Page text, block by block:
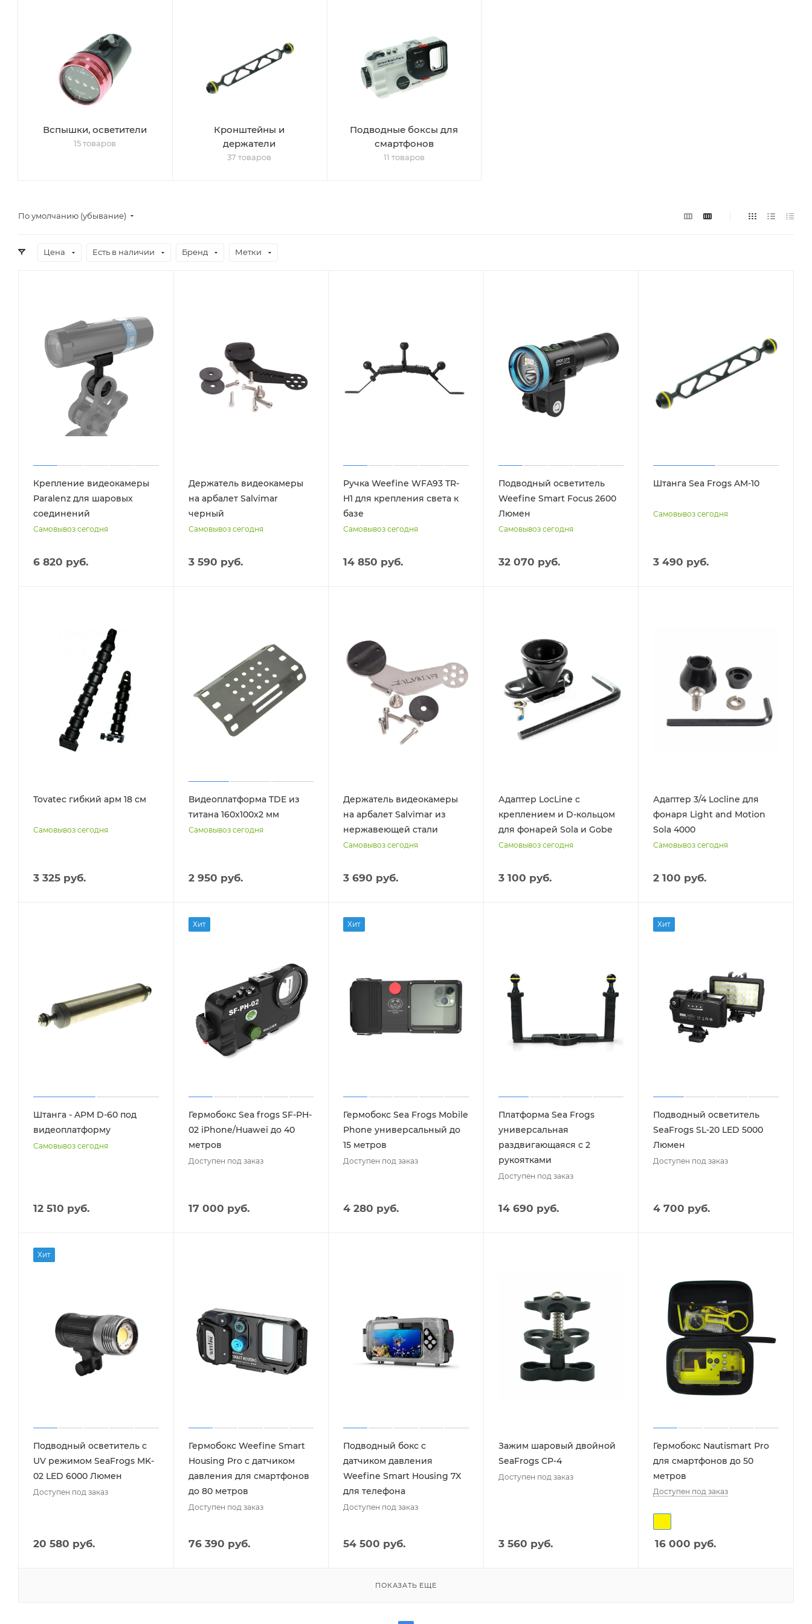
Вспышки, осветители
15 товаров
Кронштейны и
держатели
37 товаров
Подводные боксы для
смартфонов
11 товаров
По умолчанию (убывание)
Цена Есть в наличии Бренд Метки
Крепление видеокамеры
Paralenz для шаровых
соединений
Самовывоз сегодня
6 820 руб.
Держатель видеокамеры
на арбалет Salvimar
черный
Самовывоз сегодня
3 590 руб.
Ручка Weefine WFA93 TR-
H1 для крепления света к
базе
Самовывоз сегодня
14 850 руб.
Подводный осветитель
Weefine Smart Focus 2600
Люмен
Самовывоз сегодня
32 070 руб.
Штанга Sea Frogs AM-10
Самовывоз сегодня
3 490 руб.
Tovatec гибкий арм 18 см
Самовывоз сегодня
3 325 руб.
Видеоплатформа TDE из
титана 160x100x2 мм
Самовывоз сегодня
2 950 руб.
Держатель видеокамеры
на арбалет Salvimar из
нержавеющей стали
Самовывоз сегодня
3 690 руб.
Адаптер LocLine с
креплением и D-кольцом
для фонарей Sola и Gobe
Самовывоз сегодня
3 100 руб.
Адаптер 3/4 Locline для
фонаря Light and Motion
Sola 4000
Самовывоз сегодня
2 100 руб.
Штанга - APM D-60 под
видеоплатформу
Самовывоз сегодня
12 510 руб.
Хит
Гермобокс Sea frogs SF-PH-
02 iPhone/Huawei до 40
метров
Доступен под заказ
17 000 руб.
Хит
Гермобокс Sea Frogs Mobile
Phone универсальный до
15 метров
Доступен под заказ
4 280 руб.
Платформа Sea Frogs
универсальная
раздвигающаяся с 2
рукоятками
Доступен под заказ
14 690 руб.
Хит
Подводный осветитель
SeaFrogs SL-20 LED 5000
Люмен
Доступен под заказ
4 700 руб.
Хит
Подводный осветитель с
UV режимом SeaFrogs MK-
02 LED 6000 Люмен
Доступен под заказ
20 580 руб.
Гермобокс Weefine Smart
Housing Pro с датчиком
давления для смартфонов
до 80 метров
Доступен под заказ
76 390 руб.
Подводный бокс c
датчиком давления
Weefine Smart Housing 7X
для телефона
Доступен под заказ
54 500 руб.
Зажим шаровый двойной
SeaFrogs CP-4
Доступен под заказ
3 560 руб.
Гермобокс Nautismart Pro
для смартфонов до 50
метров
Доступен под заказ
16 000 руб.
ПОКАЗАТЬ ЕЩЕ